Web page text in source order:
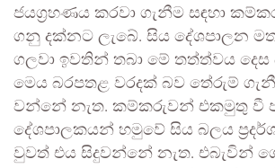
ජයග්‍රහණය කරවා ගැනීම සඳහා
ගනු දක්නට ලැබේ. සිය දේශපාලන
ගලවා ඉවතින් තබා මේ තත්ත්වය
මෙය බරපතළ වරදක් බව තේරුම්
වන්නේ නැත. කම්කරුවන් එකමුතු වී
දේශපාලකයන් හමුවේ සිය බලය
වුවත් එය සිදුවන්නේ නැත. එබැවින්